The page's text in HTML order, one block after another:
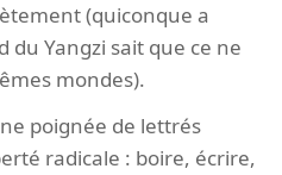
(quiconque a
du Yangzi sait que ce ne
mondes).
poignée de lettrés
radicale : boire, écrire,